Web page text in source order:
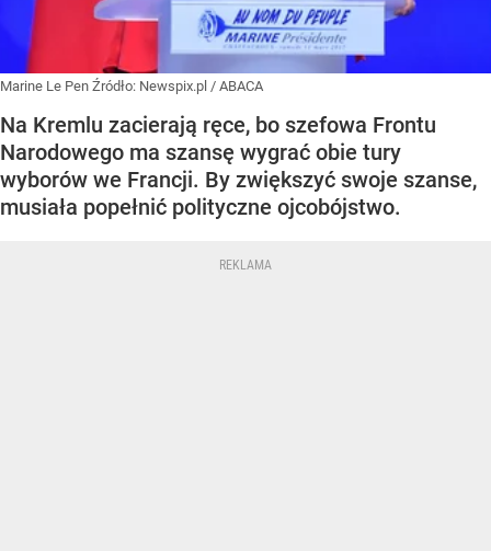
Marine Le Pen Źródło: Newspix.pl / ABACA
Na Kremlu zacierają ręce, bo szefowa Frontu
Narodowego ma szansę wygrać obie tury
wyborów we Francji. By zwiększyć swoje szanse,
musiała popełnić polityczne ojcobójstwo.